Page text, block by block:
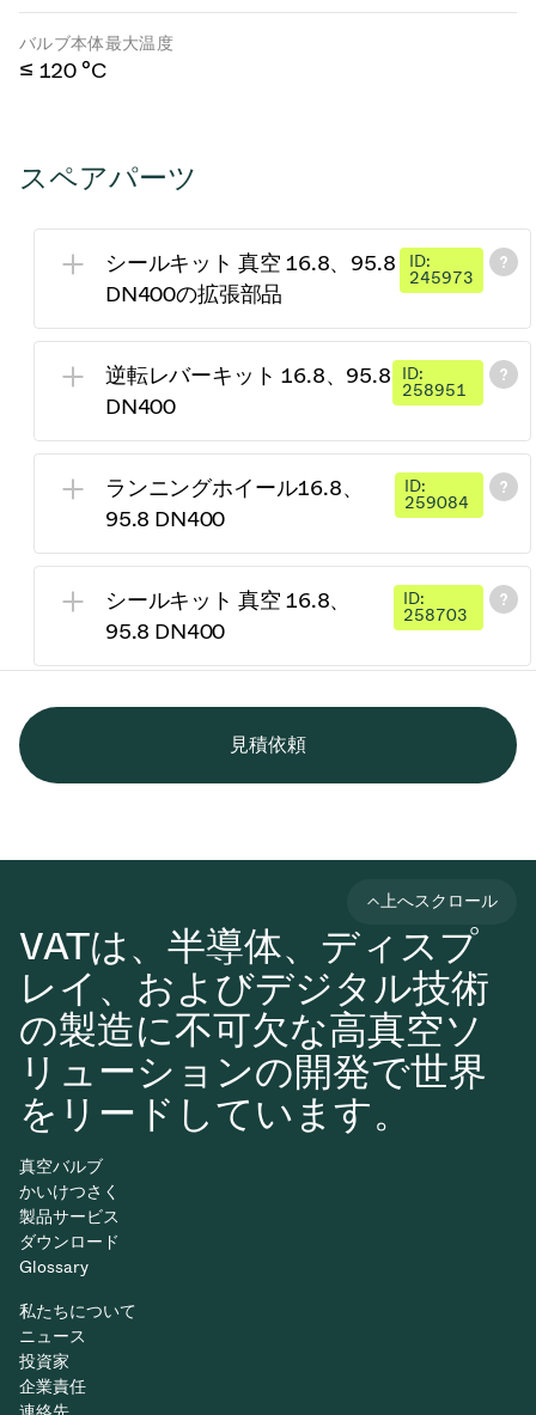
バルブ本体最大温度
≤ 120 °C
スペアパーツ
シールキット 真空 16.8、95.8
DN400の拡張部品
ID:
245973
逆転レバーキット 16.8、95.8
DN400
ID:
258951
ランニングホイール16.8、
95.8 DN400
ID:
259084
シールキット 真空 16.8、
95.8 DN400
ID:
258703
見積依頼
VATは、半導体、ディスプ
レイ、およびデジタル技術
の製造に不可欠な高真空ソ
リューションの開発で世界
をリードしています。
上へスクロール
真空バルブ
かいけつさく
製品サービス
ダウンロード
Glossary
私たちについて
ニュース
投資家
企業責任